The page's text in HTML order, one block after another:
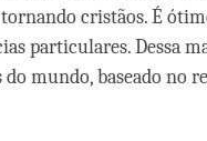
cristãos. É
particulares. Dessa
mundo, baseado no